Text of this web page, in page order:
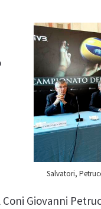
Salvatori,
Giovanni